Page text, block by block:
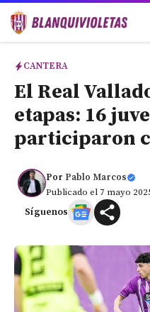
Saltar
CANTERA
El Real
etapas: 16
participaron
Por Pablo Marcos
Publicado el 7 mayo
Síguenos